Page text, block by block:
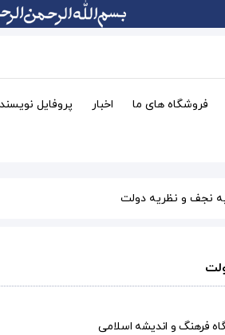
فروشگاه های ما اخبار پروفایل
نجف و نظریه دولت
فرهنگ و اندیشه اسلامی